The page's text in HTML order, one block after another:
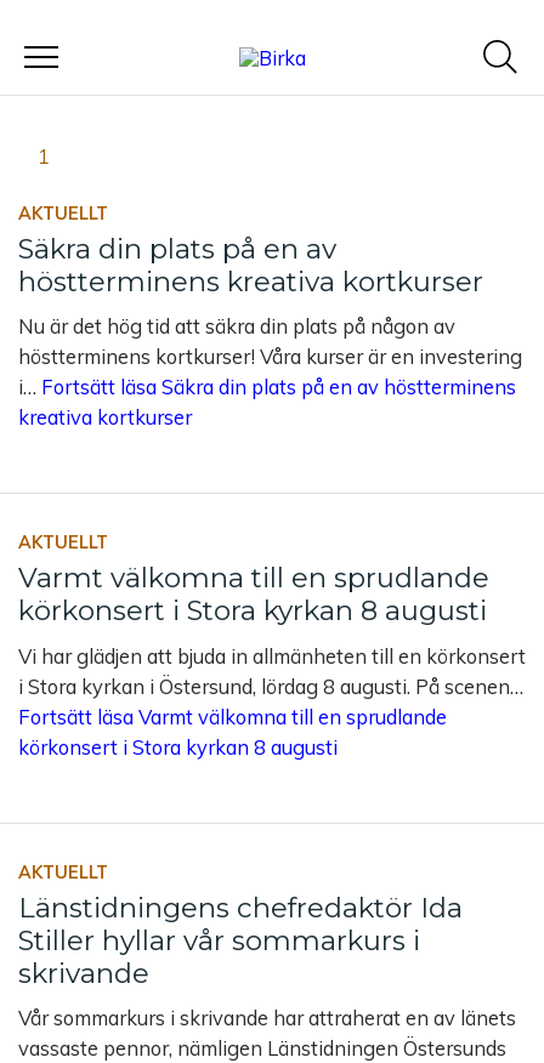
Meny
Sidnumrering för inlägg
1
AKTUELLT
Säkra din plats på en av
höstterminens kreativa kortkurser
Nu är det hög tid att säkra din plats på någon av
höstterminens kortkurser! Våra kurser är en investering
i… Fortsätt läsa Säkra din plats på en av höstterminens
kreativa kortkurser
AKTUELLT
Varmt välkomna till en sprudlande
körkonsert i Stora kyrkan 8 augusti
Vi har glädjen att bjuda in allmänheten till en körkonsert
i Stora kyrkan i Östersund, lördag 8 augusti. På scenen…
Fortsätt läsa Varmt välkomna till en sprudlande
körkonsert i Stora kyrkan 8 augusti
AKTUELLT
Länstidningens chefredaktör Ida
Stiller hyllar vår sommarkurs i
skrivande
Vår sommarkurs i skrivande har attraherat en av länets
vassaste pennor, nämligen Länstidningen Östersunds